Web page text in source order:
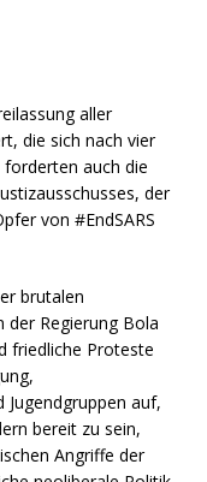
aller
die sich nach vier
forderten auch die
der
von #EndSARS
brutalen
der Regierung Bola
friedliche Proteste
Jugendgruppen auf,
bereit zu sein,
Angriffe der